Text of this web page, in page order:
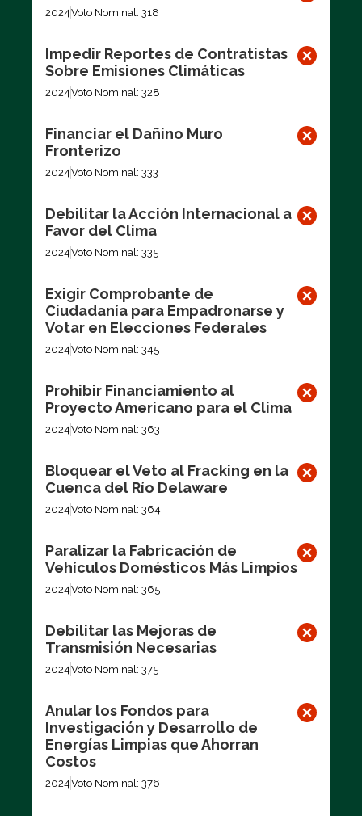
2024Voto Nominal: 318
Impedir Reportes de Contratistas
Sobre Emisiones Climáticas
2024Voto Nominal: 328
Financiar el Dañino Muro
Fronterizo
2024Voto Nominal: 333
Debilitar la Acción Internacional a
Favor del Clima
2024Voto Nominal: 335
Exigir Comprobante de
Ciudadanía para Empadronarse y
Votar en Elecciones Federales
2024Voto Nominal: 345
Prohibir Financiamiento al
Proyecto Americano para el Clima
2024Voto Nominal: 363
Bloquear el Veto al Fracking en la
Cuenca del Río Delaware
2024Voto Nominal: 364
Paralizar la Fabricación de
Vehículos Domésticos Más Limpios
2024Voto Nominal: 365
Debilitar las Mejoras de
Transmisión Necesarias
2024Voto Nominal: 375
Anular los Fondos para
Investigación y Desarrollo de
Energías Limpias que Ahorran
Costos
2024Voto Nominal: 376